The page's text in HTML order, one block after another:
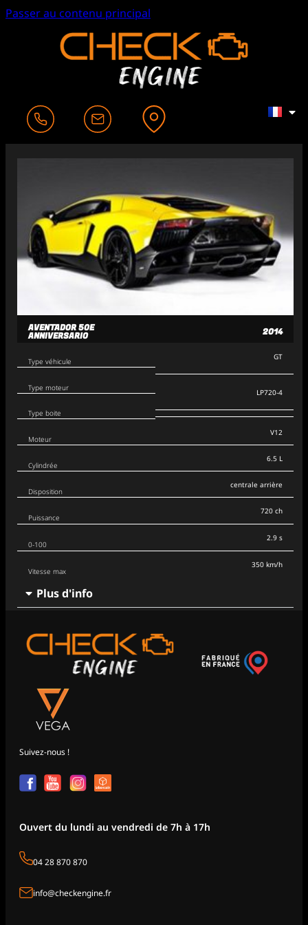
Passer au contenu principal
AVENTADOR 50E
ANNIVERSARIO 2014
Type véhicule
Type moteur
Type boite
GT
LP720-4
Moteur
Cylindrée
Disposition
V12
6.5 L
centrale arrière
Puissance
0-100
Vitesse max
720 ch
2.9 s
350 km/h
Plus d'info
Suivez-nous !
Ouvert du lundi au vendredi de 7h à 17h
04 28 870 870
info@checkengine.fr